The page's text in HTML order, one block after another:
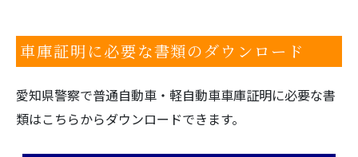
車庫証明に必要な書類のダウンロード
愛知県警察で普通自動車・軽自動車車庫証明に必要な書
類はこちらからダウンロードできます。